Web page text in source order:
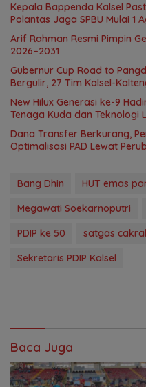
Kepala Bappenda Kalsel
Polantas Jaga SPBU Mulai 1
Arif Rahman Resmi Pimpin
2026–2031
Gubernur Cup Road to
Bergulir, 27 Tim Kalsel-
New Hilux Generasi ke-9
Tenaga Kuda dan Teknologi
Dana Transfer Berkurang,
Optimalisasi PAD Lewat
Bang Dhin HUT emas
Megawati Soekarnoputri
PDIP ke 50
satgas
Sekretaris PDIP Kalsel
Baca Juga